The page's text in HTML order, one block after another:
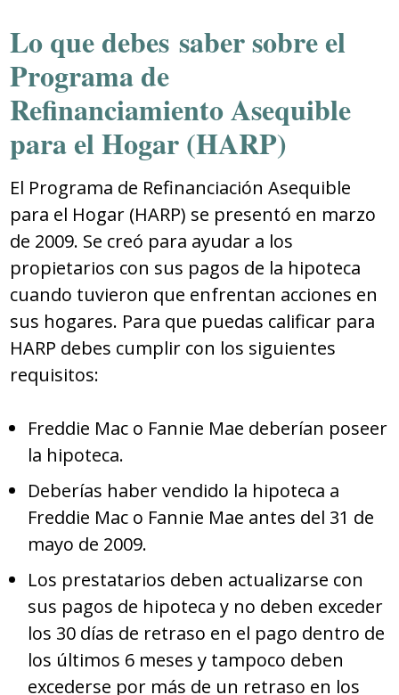
Lo que debes saber sobre el
Programa de
Refinanciamiento Asequible
para el Hogar (HARP)
El Programa de Refinanciación Asequible
para el Hogar (HARP) se presentó en marzo
de 2009. Se creó para ayudar a los
propietarios con sus pagos de la hipoteca
cuando tuvieron que enfrentan acciones en
sus hogares. Para que puedas calificar para
HARP debes cumplir con los siguientes
requisitos:
Freddie Mac o Fannie Mae deberían poseer
la hipoteca.
Deberías haber vendido la hipoteca a
Freddie Mac o Fannie Mae antes del 31 de
mayo de 2009.
Los prestatarios deben actualizarse con
sus pagos de hipoteca y no deben exceder
los 30 días de retraso en el pago dentro de
los últimos 6 meses y tampoco deben
excederse por más de un retraso en los